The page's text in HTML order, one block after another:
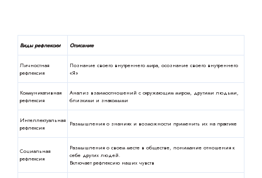
Виды рефлексии Описание
Личностная
рефлексия
Познание своего внутреннего мира, осознание своего внутреннего
«Я»
Коммуникативная
рефлексия
Анализ взаимоотношений с окружающим миром, другими людьми,
близкими и знакомыми
Интеллектуальная
рефлексия
Размышления о знаниях и возможности применить их на практике
Социальная
рефлексия
Размышления о своем месте в обществе, понимание отношения к
себе других людей.
Включает рефлексию наших чувств